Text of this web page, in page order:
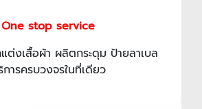
One stop service
ต่งเสื้อผ้า ผลิตกระดุม ป้ายลาเบล
การครบวงจรในที่เดียว